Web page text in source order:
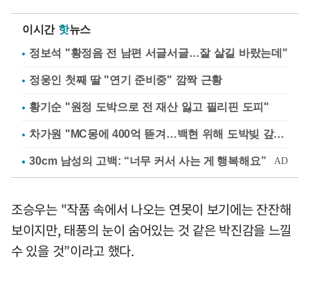
이시간 핫뉴스
정보석 "황정음 전 남편 서글서글…잘 살길 바랐는데"
정웅인 첫째 딸 "연기 준비중" 깜짝 근황
황기순 "원정 도박으로 전 재산 잃고 필리핀 도피"
차가원 "MC몽에 400억 뜯겨…백현 위해 도박빚 갚아줘"
조승우는 "작품 속에서 나오는 연못이 보기에는 잔잔해
보이지만, 태풍의 눈이 숨어있는 것 같은 박진감을 느낄
수 있을 것”이라고 했다.